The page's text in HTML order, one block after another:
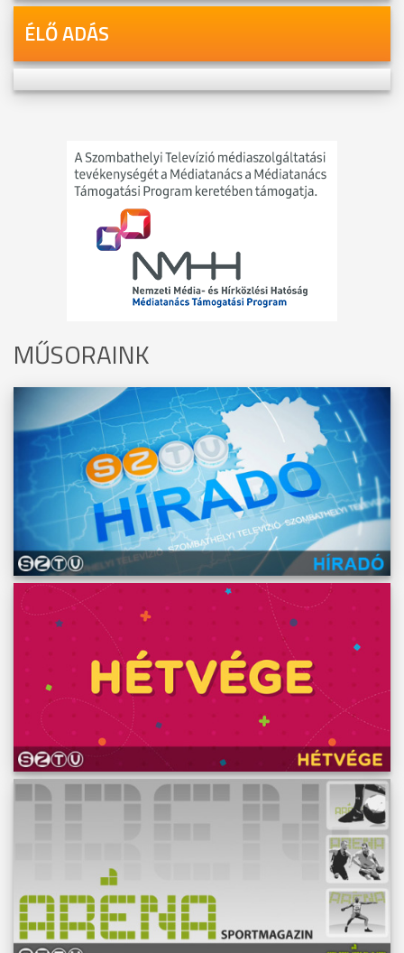
ÉLŐ ADÁS
MŰSORAINK